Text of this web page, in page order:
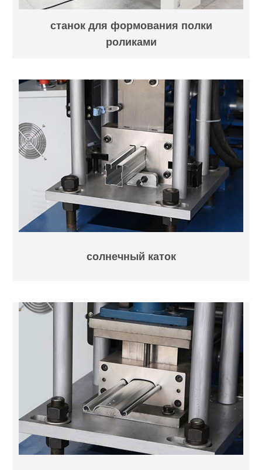
станок для формования полки
роликами
солнечный каток